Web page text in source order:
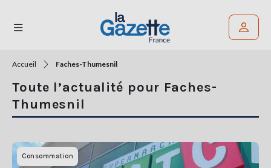
THÉMATIQUES
FORMATS
Accueil Faches-Thumesnil
Toute l’actualité pour Faches-
Thumesnil
Consommation